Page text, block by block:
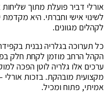
אורלי דביר פועלת מתוך
לשינוי אישי וחברתי. היא מקדמת
לקהלים מגוונים.
כל תערוכה בגלריה נבנית
הקהל הרחב מוזמן לקחת חלק
ערכים אלו גלריה לוטן הפכה
מקצועית מובהקת. בזכות
אמיתי, פתוח ומכיל.